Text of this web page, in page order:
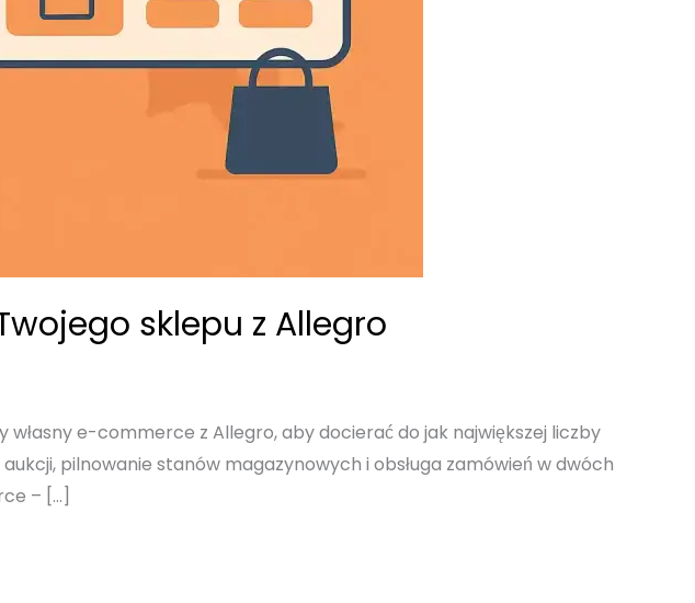
sklepu z Allegro
e-commerce z Allegro, aby docierać do jak największej liczby
pilnowanie stanów magazynowych i obsługa zamówień w dwóch
– […]